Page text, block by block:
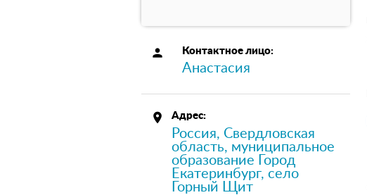
person Контактное лицо:
Анастасия
place Адрес:
Россия, Свердловская
область, муниципальное
образование Город
Екатеринбург, село
Горный Щит